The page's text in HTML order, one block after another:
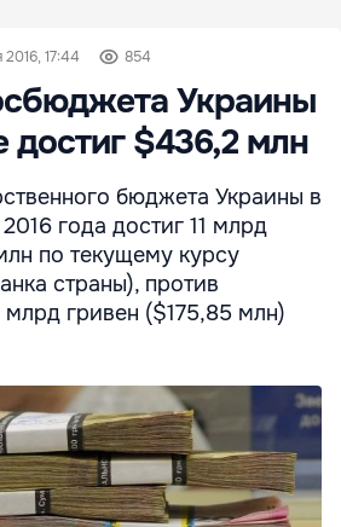
17:44 854
Украины
достиг $436,2 млн
бюджета Украины в
года достиг 11 млрд
по текущему курсу
страны), против
гривен ($175,85 млн)